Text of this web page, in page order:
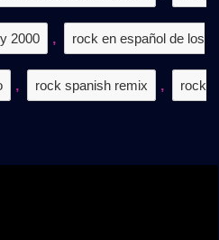
2000 , rock en español de los
, rock spanish remix , rock